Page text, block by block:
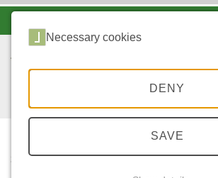
START
Necessary cookies
DENY
SAVE